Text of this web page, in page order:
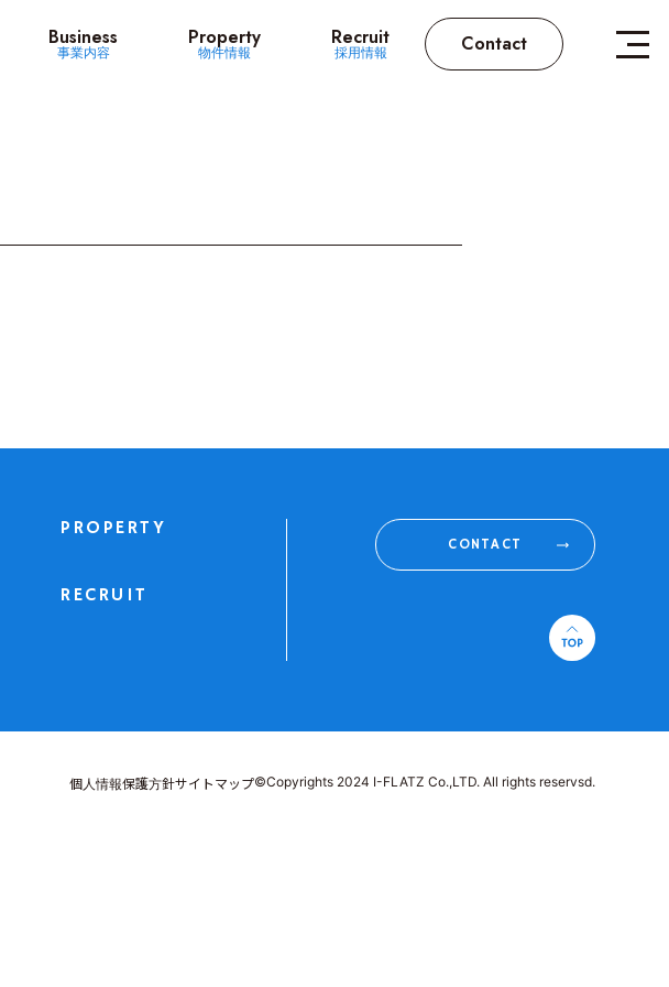
Business
事業内容
Property
物件情報
Recruit
採用情報 Contact
PROPERTY
RECRUIT
CONTACT
個人情報保護方針サイトマップ©Copyrights 2024 I-FLATZ Co.,LTD. All rights reservsd.